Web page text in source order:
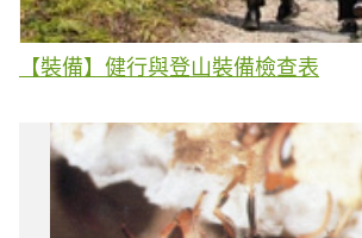
【裝備】健行與登山裝備檢查表